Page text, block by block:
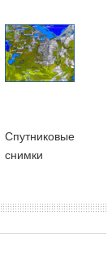
Cпутниковые
снимки